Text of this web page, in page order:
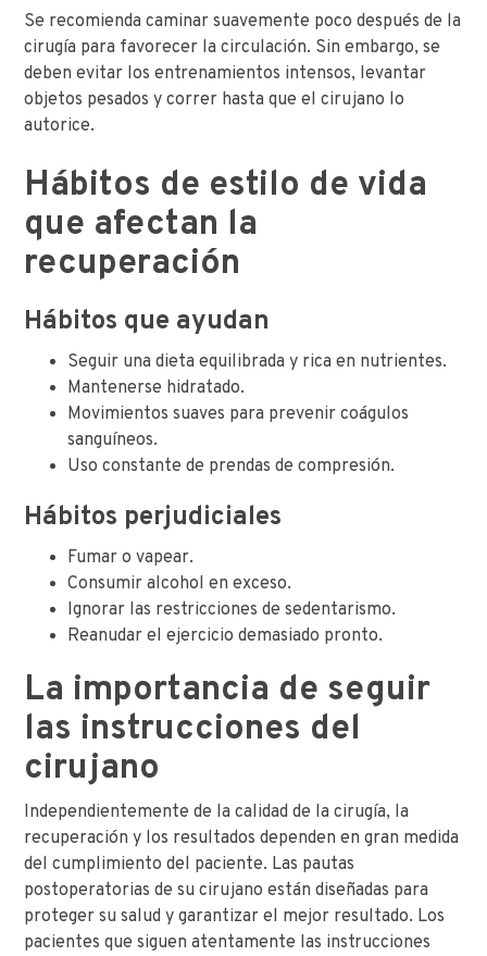
Se recomienda caminar suavemente poco después de la
cirugía para favorecer la circulación. Sin embargo, se
deben evitar los entrenamientos intensos, levantar
objetos pesados ​​y correr hasta que el cirujano lo
autorice.
Hábitos de estilo de vida
que afectan la
recuperación
Hábitos que ayudan
Seguir una dieta equilibrada y rica en nutrientes.
Mantenerse hidratado.
Movimientos suaves para prevenir coágulos
sanguíneos.
Uso constante de prendas de compresión.
Hábitos perjudiciales
Fumar o vapear.
Consumir alcohol en exceso.
Ignorar las restricciones de sedentarismo.
Reanudar el ejercicio demasiado pronto.
La importancia de seguir
las instrucciones del
cirujano
Independientemente de la calidad de la cirugía, la
recuperación y los resultados dependen en gran medida
del cumplimiento del paciente. Las pautas
postoperatorias de su cirujano están diseñadas para
proteger su salud y garantizar el mejor resultado. Los
pacientes que siguen atentamente las instrucciones